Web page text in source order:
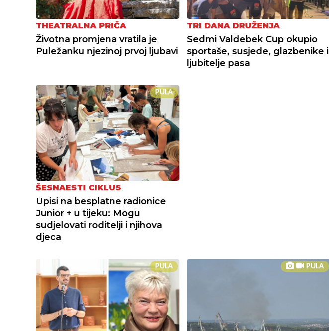
THEATRALNA PRIČA
Životna promjena vratila je
Puležanku njezinoj prvoj ljubavi
TRI DANA DRUŽENJA
Sedmi Valdebek Cup okupio
sportaše, susjede, glazbenike i
ljubitelje pasa
PULA
ŠESNAESTI CIKLUS
Upisi na besplatne radionice
Junior + u tijeku: Mogu
sudjelovati roditelji i njihova
djeca
PULA PULA